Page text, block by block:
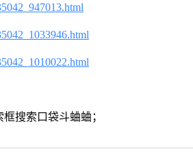
搜索口袋斗蛐蛐；